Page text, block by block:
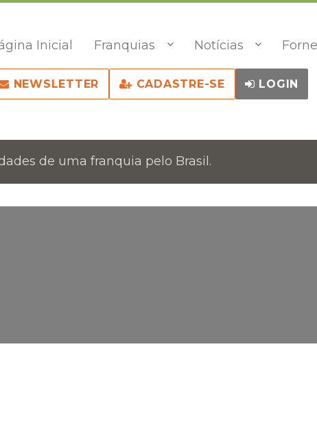
Inicial Franquias Notícias
NEWSLETTER CADASTRE-SE LOGIN
de uma franquia pelo Brasil.